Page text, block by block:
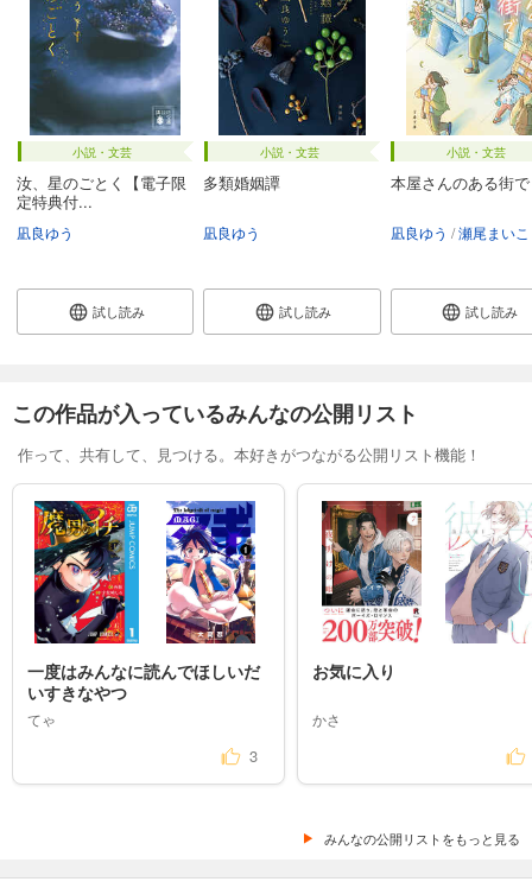
小説・文芸
汝、星のごとく【電子限
定特典付...
凪良ゆう
試し読み
小説・文芸
多類婚姻譚
凪良ゆう
試し読み
小説・文芸
本屋さんのある街で
凪良ゆう 瀬尾まいこ
試し読み
この作品が入っているみんなの公開リスト
作って、共有して、見つける。本好きがつながる公開リスト機能！
一度はみんなに読んでほしいだ
いすきなやつ
てゃ
3
お気に入り
かさ
みんなの公開リストをもっと見る